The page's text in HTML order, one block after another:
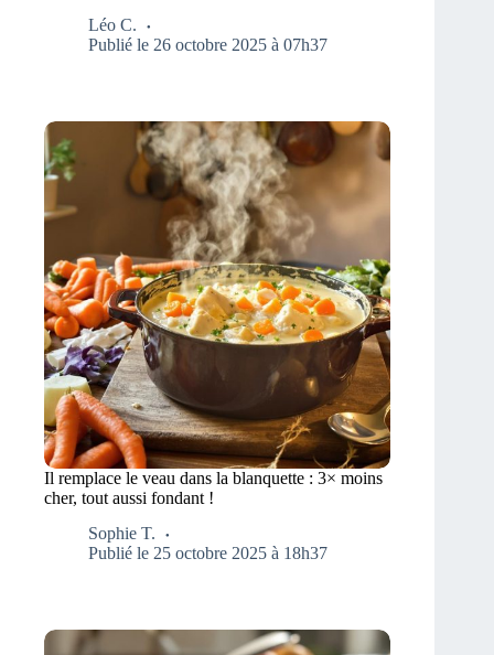
Léo C.
Publié le 26 octobre 2025 à 07h37
Il remplace le veau dans la blanquette : 3× moins
cher, tout aussi fondant !
Sophie T.
Publié le 25 octobre 2025 à 18h37